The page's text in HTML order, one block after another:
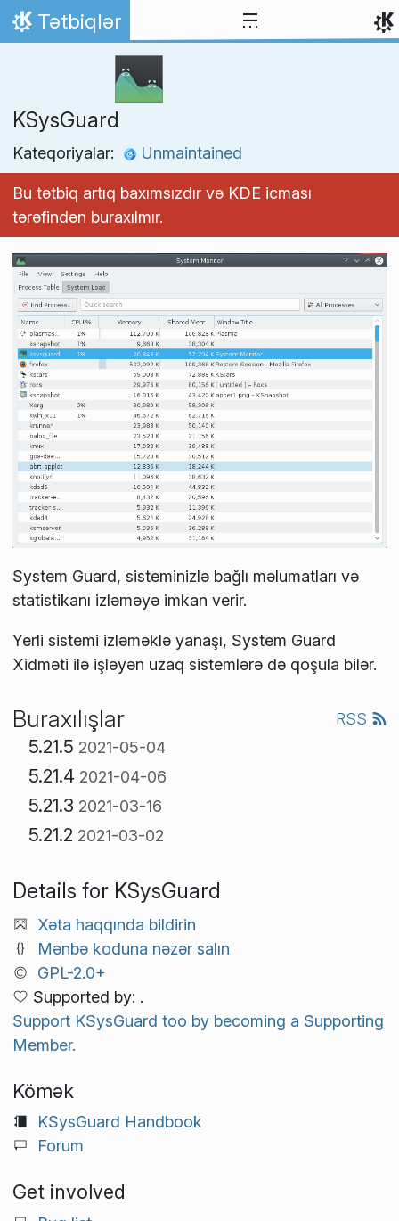
Skip to content
Home
Tətbiqlər
KSysGuard
Kateqoriyalar: Unmaintained
Bu tətbiq artıq baxımsızdır və KDE icması
tərəfindən buraxılmır.
System Guard, sisteminizlə bağlı məlumatları və
statistikanı izləməyə imkan verir.
Yerli sistemi izləməklə yanaşı, System Guard
Xidməti ilə işləyən uzaq sistemlərə də qoşula bilər.
Buraxılışlar RSS
5.21.5 2021-05-04
5.21.4 2021-04-06
5.21.3 2021-03-16
5.21.2 2021-03-02
Details for KSysGuard
Xəta haqqında bildirin
Mənbə koduna nəzər salın
GPL-2.0+
Supported by: .
Support KSysGuard too by becoming a Supporting
Member.
Kömək
KSysGuard Handbook
Forum
Get involved